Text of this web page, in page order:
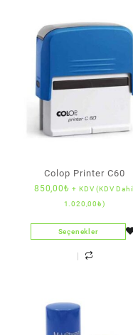
Colop Printer C60
850,00₺ + KDV (KDV Dahil
1.020,00₺)
Seçenekler